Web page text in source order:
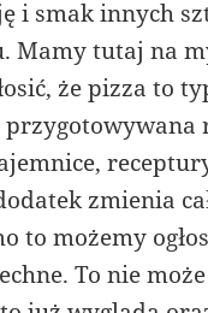
i smak innych
Mamy tutaj na
że pizza to
zmienia
możemy
To nie